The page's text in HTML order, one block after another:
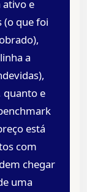
ativo e
(o que foi
a
quanto e
está
com
chegar
uma